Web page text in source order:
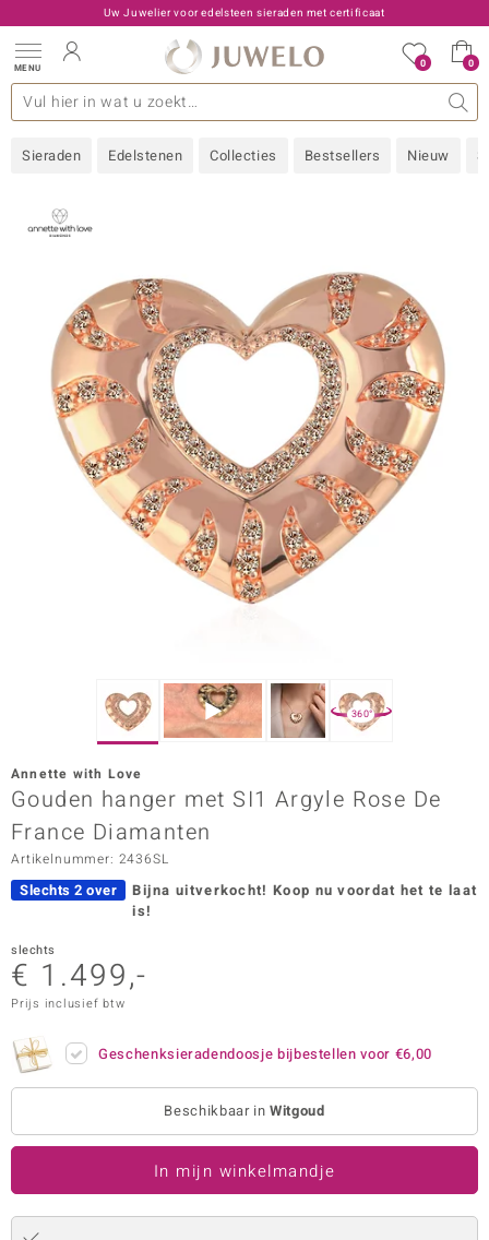
Uw Juwelier voor edelsteen sieraden met certificaat
MENU 0 0
Sieraden Edelstenen Collecties Bestsellers Nieuw
type Ontwerp Materiaal Ringmaat
Favoriete edelstenen Edelstenen op kleur
Edition
Vogue
Collection
A - Z Algemeen Interessant Advies
Live aanbiedingen Juwelo
360°
Annette with Love
Gouden hanger met SI1 Argyle Rose De
France Diamanten
Artikelnummer: 2436SL
Slechts 2 over Bijna uitverkocht! Koop nu voordat het te laat
is!
slechts
€ 1.499,-
Prijs inclusief btw
Geschenksieradendoosje bijbestellen voor €6,00
Beschikbaar inWitgoud
In mijn winkelmandje